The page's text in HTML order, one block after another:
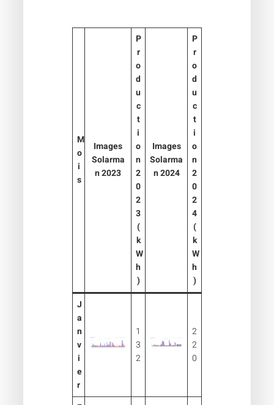
M
o
i
s
Images
Solarma
n 2023
P
r
o
d
u
c
t
i
o
n
2
0
2
3
(
k
W
h
)
Images
Solarma
n 2024
P
r
o
d
u
c
t
i
o
n
2
0
2
4
(
k
W
h
)
J
a
n
v
i
e
r
1
3
2
2
2
0